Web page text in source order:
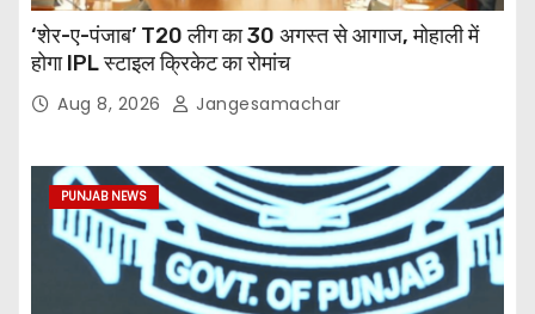
‘शेर-ए-पंजाब’ T20 लीग का 30 अगस्त से आगाज, मोहाली में
होगा IPL स्टाइल क्रिकेट का रोमांच
Aug 8, 2026 Jangesamachar
PUNJAB NEWS